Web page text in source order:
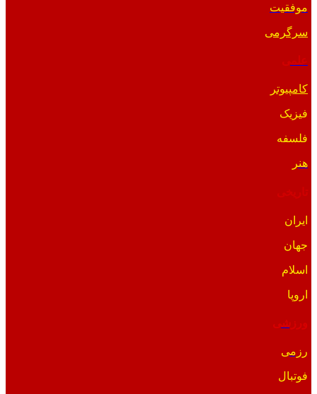
موفقیت
سرگرمی
کامپیوتر
فیزیک
فلسفه
هنر
ایران
جهان
اسلام
اروپا
ورزشی
رزمی
فوتبال